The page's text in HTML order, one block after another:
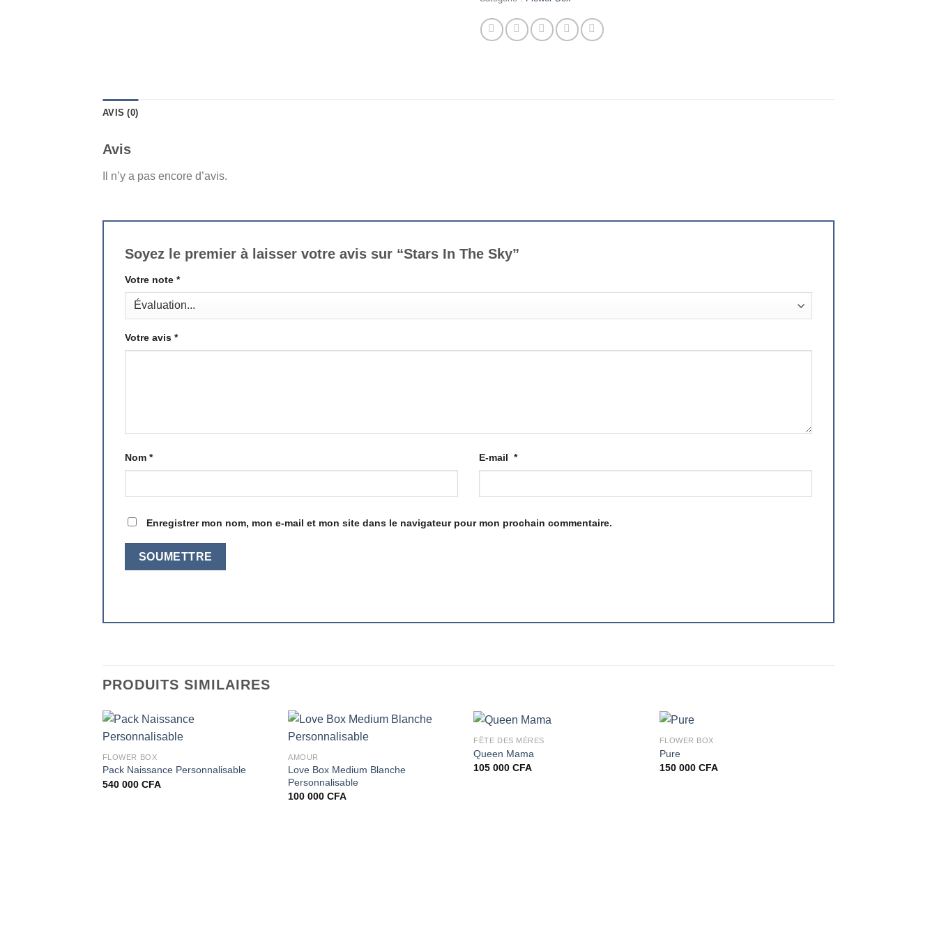
AVIS (0)
Avis
Il n’y a pas encore d’avis.
Soyez le premier à laisser votre avis sur “Stars In The Sky”
Votre note *
Votre avis *
Nom * E-mail *
Enregistrer mon nom, mon e-mail et mon site dans le navigateur pour mon prochain commentaire.
PRODUITS SIMILAIRES
FLOWER BOX
Pack Naissance Personnalisable
540 000 CFA
AMOUR
Love Box Medium Blanche
Personnalisable
100 000CFA
FÊTE DES MÈRES
Queen Mama
105 000CFA
FLOWER BOX
Pure
150 000 CFA